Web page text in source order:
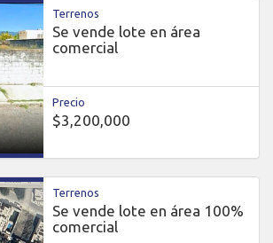
Terrenos
Se vende lote en área
comercial
Precio
$3,200,000
Terrenos
Se vende lote en área 100%
comercial